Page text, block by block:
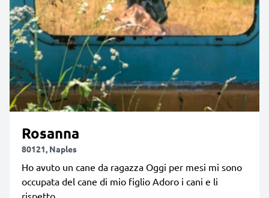
Rosanna
80121, Naples
Ho avuto un cane da ragazza Oggi per mesi mi sono
occupata del cane di mio figlio Adoro i cani e li
rispetto